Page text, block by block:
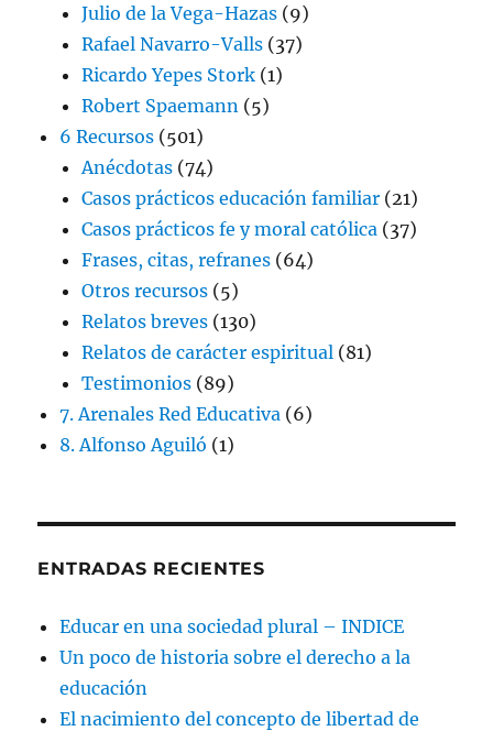
Julio de la Vega-Hazas (9)
Rafael Navarro-Valls (37)
Ricardo Yepes Stork (1)
Robert Spaemann (5)
6 Recursos (501)
Anécdotas (74)
Casos prácticos educación familiar (21)
Casos prácticos fe y moral católica (37)
Frases, citas, refranes (64)
Otros recursos (5)
Relatos breves (130)
Relatos de carácter espiritual (81)
Testimonios (89)
7. Arenales Red Educativa (6)
8. Alfonso Aguiló (1)
ENTRADAS RECIENTES
Educar en una sociedad plural – INDICE
Un poco de historia sobre el derecho a la
educación
El nacimiento del concepto de libertad de